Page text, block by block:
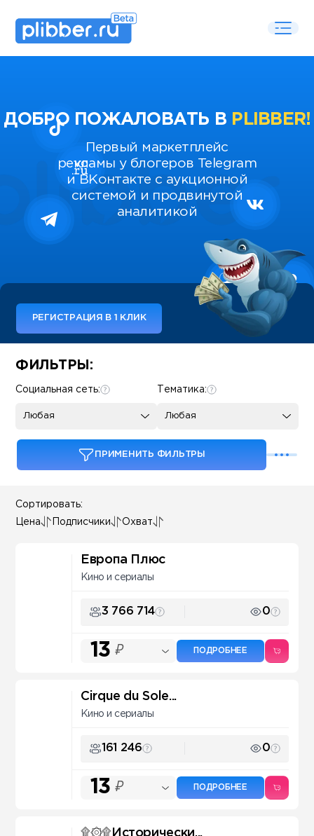
ДОБРО ПОЖАЛОВАТЬ В PLIBBER!
Первый маркетплейс
рекламы у блогеров Telegram
и ВКонтакте с аукционной
системой и продвинутой
аналитикой
РЕГИСТРАЦИЯ В 1 КЛИК
Some SEO Title
ФИЛЬТРЫ:
Тематика:
Любая
Социальная сеть:
Любая
ПРИМЕНИТЬ ФИЛЬТРЫ
Сортировать:
Цена Подписчики Охват
Европа Плюс
Кино и сериалы
3 766 714 0
13 ₽ ПОДРОБНЕЕ
Cirque du Sole...
Кино и сериалы
161 246 0
13 ₽ ПОДРОБНЕЕ
۩۞۩Исторически...